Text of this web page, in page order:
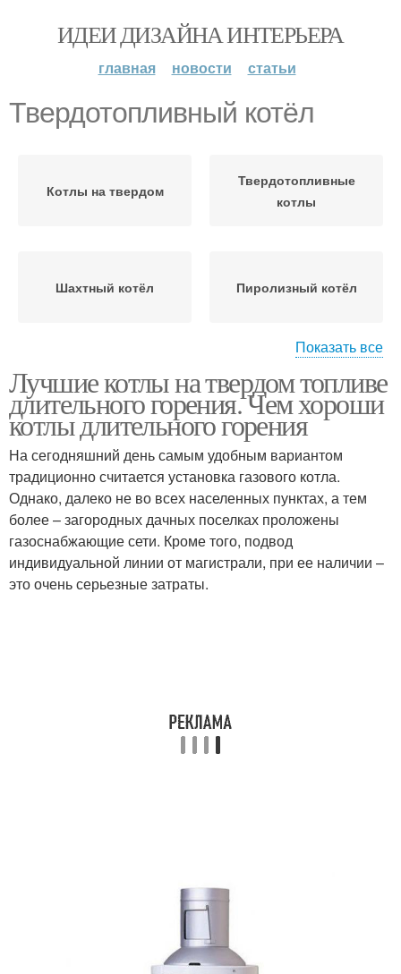
ИДЕИ ДИЗАЙНА ИНТЕРЬЕРА
главная новости статьи
Твердотопливный котёл
Котлы на твердом
Твердотопливные
котлы
Шахтный котёл Пиролизный котёл
Отопления к котлу Настенный котёл
Котёл к существующей
системе
Показать все
Лучшие котлы на твердом топливе
длительного горения. Чем хороши
котлы длительного горения
На сегодняшний день самым удобным вариантом
традиционно считается установка газового котла.
Однако, далеко не во всех населенных пунктах, а тем
более – загородных дачных поселках проложены
газоснабжающие сети. Кроме того, подвод
индивидуальной линии от магистрали, при ее наличии –
это очень серьезные затраты.